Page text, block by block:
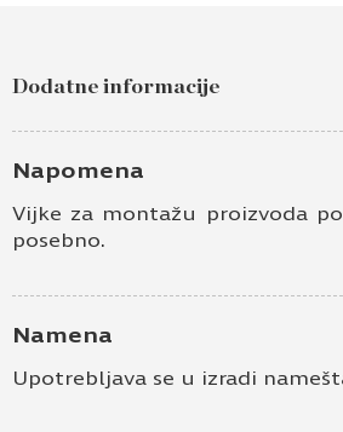
Dodatne informacije
Napomena
Vijke za montažu proizvoda
posebno.
Namena
Upotrebljava se u izradi